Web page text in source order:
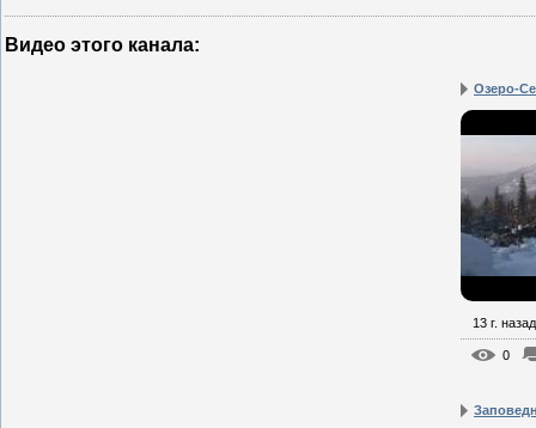
Видео этого канала:
Озеро-
13 г. назад
0